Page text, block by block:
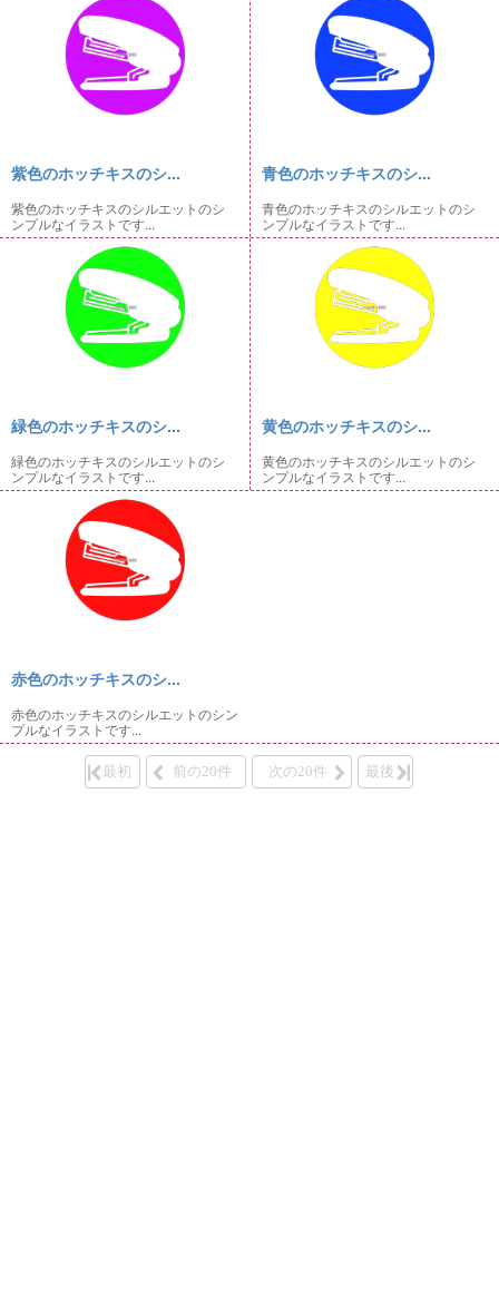
紫色のホッチキスのシ...
紫色のホッチキスのシルエットのシ
ンプルなイラストです...
青色のホッチキスのシ...
青色のホッチキスのシルエットのシ
ンプルなイラストです...
緑色のホッチキスのシ...
緑色のホッチキスのシルエットのシ
ンプルなイラストです...
黄色のホッチキスのシ...
黄色のホッチキスのシルエットのシ
ンプルなイラストです...
赤色のホッチキスのシ...
赤色のホッチキスのシルエットのシン
プルなイラストです...
最初 前の20件 次の20件 最後